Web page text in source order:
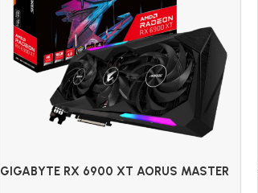
GIGABYTE RX 6900 XT AORUS MASTER